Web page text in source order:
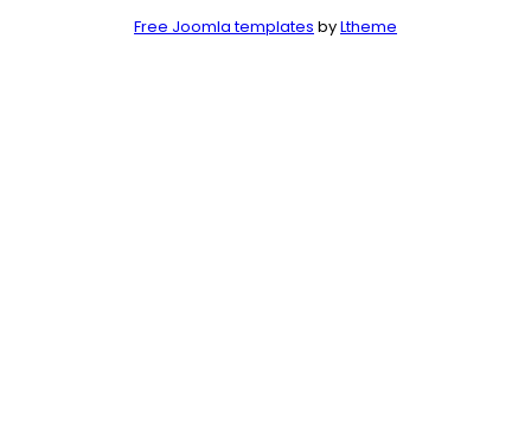
Free Joomla templates byLtheme